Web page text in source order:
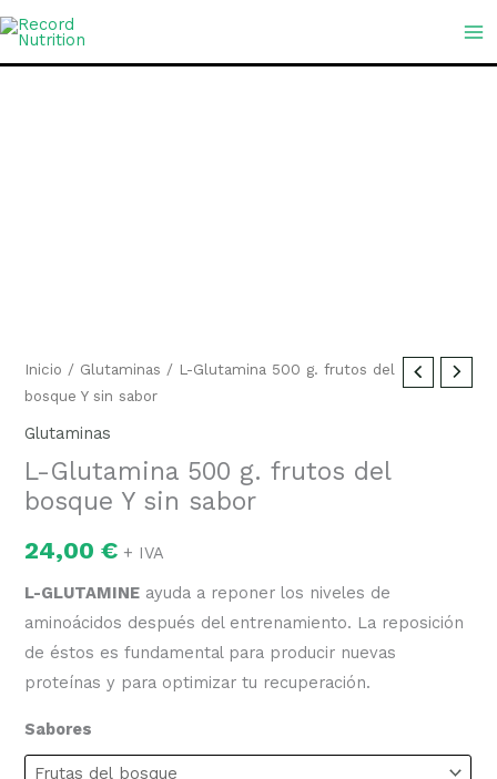
Ir
contenido
Inicio / Glutaminas / L-Glutamina 500 g. frutos del
bosque Y sin sabor
Glutaminas
L-Glutamina 500 g. frutos del
bosque Y sin sabor
24,00€ + IVA
L-GLUTAMINE ayuda a reponer los niveles de
aminoácidos después del entrenamiento. La reposición
de éstos es fundamental para producir nuevas
proteínas y para optimizar tu recuperación.
Sabores
sin
sabor
cantidad